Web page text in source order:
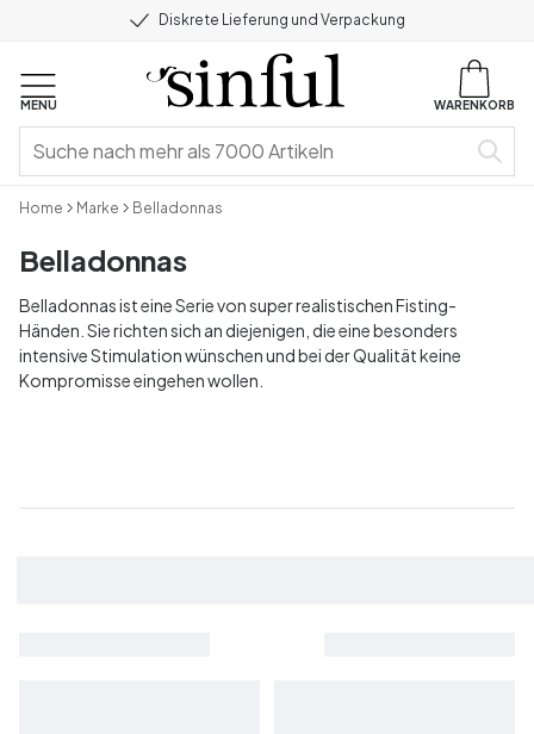
Diskrete Lieferung und Verpackung
MENU WARENKORB
Home Marke Belladonnas
Belladonnas
Belladonnas ist eine Serie von super realistischen Fisting-
Händen. Sie richten sich an diejenigen, die eine besonders
intensive Stimulation wünschen und bei der Qualität keine
Kompromisse eingehen wollen.